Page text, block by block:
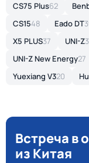
CS75 Plus62
CS1548 Eado DT
X5 PLUS37 UNI-Z
UNI-Z New Energy27
Yuexiang V320
Встреча в
из Китая